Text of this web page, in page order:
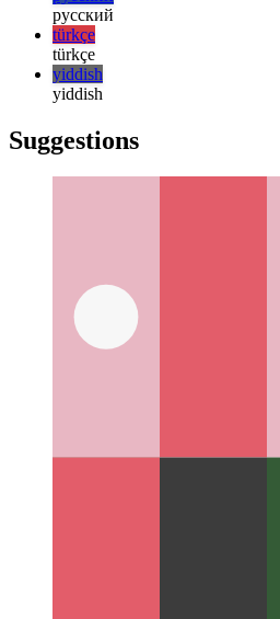
한국어
한국어
русский
русский
türkçe
yiddish
yiddish